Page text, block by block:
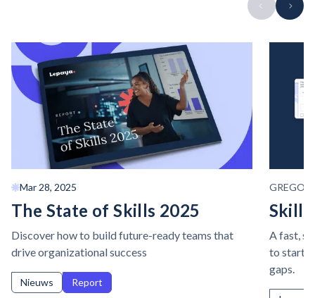
Mar 28, 2025
The State of Skills 2025
Discover how to build future-ready teams that
drive organizational success
Nieuws Report
GREGOR
A fast,
to start
gaps.